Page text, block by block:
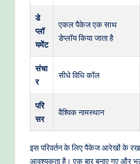
डे
प्लॉ
यमेंट
एकल पैकेज एक साथ
डेप्लॉय किया जाता है
संचा
र
सीधे विधि कॉल
परि
सर
वैश्विक नामस्थान
इस परिवर्तन के लिए पैकेज आरेखों के
आवश्यकता है। एक बार बनाए गए और